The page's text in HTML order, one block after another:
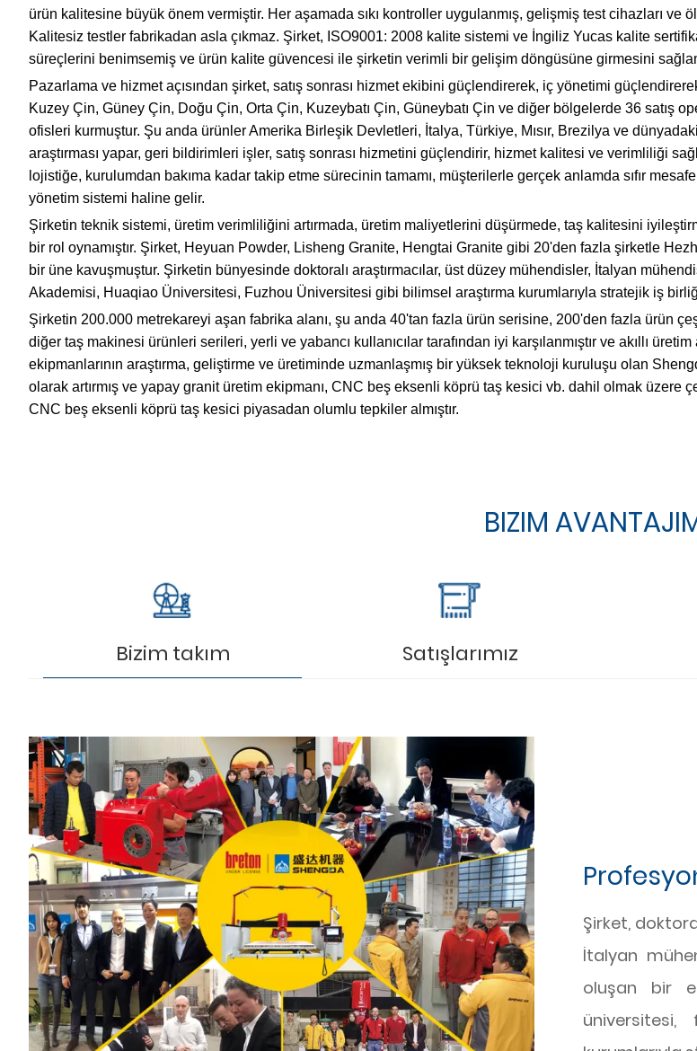
ürün kalitesine büyük önem vermiştir. Her aşamada sıkı kontroller uygulanmış, gelişmiş test cihazları ve
Kalitesiz testler fabrikadan asla çıkmaz. Şirket, ISO9001: 2008 kalite sistemi ve İngiliz Yucas kalite
süreçlerini benimsemiş ve ürün kalite güvencesi ile şirketin verimli bir gelişim döngüsüne girmesini
Pazarlama ve hizmet açısından şirket, satış sonrası hizmet ekibini güçlendirerek, iç yönetimi
Kuzey Çin, Güney Çin, Doğu Çin, Orta Çin, Kuzeybatı Çin, Güneybatı Çin ve diğer bölgelerde 36 satış
ofisleri kurmuştur. Şu anda ürünler Amerika Birleşik Devletleri, İtalya, Türkiye, Mısır, Brezilya ve
araştırması yapar, geri bildirimleri işler, satış sonrası hizmetini güçlendirir, hizmet kalitesi ve verimliliği
lojistiğe, kurulumdan bakıma kadar takip etme sürecinin tamamı, müşterilerle gerçek anlamda sıfır
yönetim sistemi haline gelir.
Şirketin teknik sistemi, üretim verimliliğini artırmada, üretim maliyetlerini düşürmede, taş kalitesini
bir rol oynamıştır. Şirket, Heyuan Powder, Lisheng Granite, Hengtai Granite gibi 20'den fazla şirketle
bir üne kavuşmuştur. Şirketin bünyesinde doktoralı araştırmacılar, üst düzey mühendisler, İtalyan
Akademisi, Huaqiao Üniversitesi, Fuzhou Üniversitesi gibi bilimsel araştırma kurumlarıyla stratejik iş
Şirketin 200.000 metrekareyi aşan fabrika alanı, şu anda 40'tan fazla ürün serisine, 200'den fazla ürün
diğer taş makinesi ürünleri serileri, yerli ve yabancı kullanıcılar tarafından iyi karşılanmıştır ve akıllı
ekipmanlarının araştırma, geliştirme ve üretiminde uzmanlaşmış bir yüksek teknoloji kuruluşu olan
olarak artırmış ve yapay granit üretim ekipmanı, CNC beş eksenli köprü taş kesici vb. dahil olmak üzere
CNC beş eksenli köprü taş kesici piyasadan olumlu tepkiler almıştır.
BIZIM
Bizim takım Satışlarımız
Şirket,
İtalyan
oluşan bir